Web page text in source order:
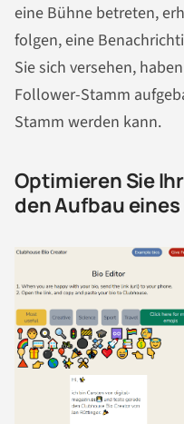
eine Bühne betreten,
folgen, eine
Sie sich versehen,
Follower-Stamm
Stamm werden kann.
Optimieren Sie
den Aufbau